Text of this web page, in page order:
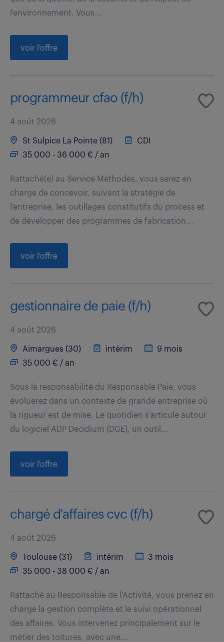
l'environnement. Vous...
voir l'offre
programmeur cfao (f/h)
4 août 2026
St Sulpice La Pointe (81)
CDI
35 000 - 36 000 € / an
Rattaché(e) au Service Méthodes, vous serez en
charge de concevoir, suivant la stratégie de
l'entreprise, les outillages constitutifs du process et
de développer des programmes de fabrication...
voir l'offre
gestionnaire de paie (f/h)
4 août 2026
Aimargues (30) intérim
9 mois
35 000 € / an
Sous la responsabilité du Responsable Paie, vous
évoluerez dans un contexte de grande entreprise où
la rigueur est de mise. Le quotidien s'articule autour
du logiciel ADP Decidium (DGE), un outil...
voir l'offre
chargé d'affaires cvc (f/h)
4 août 2026
Toulouse (31) intérim
3 mois
35 000 - 38 000 € / an
Rattaché au Responsable de l'Activité, vous prenez en
charge la gestion complète et le suivi opérationnel
des affaires. Vous intervenez principalement sur le
métier des toitures, avec une...